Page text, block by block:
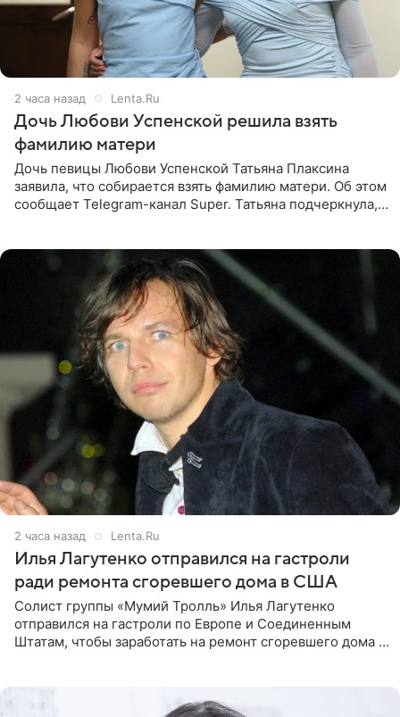
2 часа назад Lenta.Ru
Дочь Любови Успенской решила взять
фамилию матери
Дочь певицы Любови Успенской Татьяна Плаксина
заявила, что собирается взять фамилию матери. Об этом
сообщает Telegram-канал Super. Татьяна подчеркнула,
2 часа назад Lenta.Ru
Илья Лагутенко отправился на гастроли
ради ремонта сгоревшего дома в США
Солист группы «Мумий Тролль» Илья Лагутенко
отправился на гастроли по Европе и Соединенным
Штатам, чтобы заработать на ремонт сгоревшего дома в